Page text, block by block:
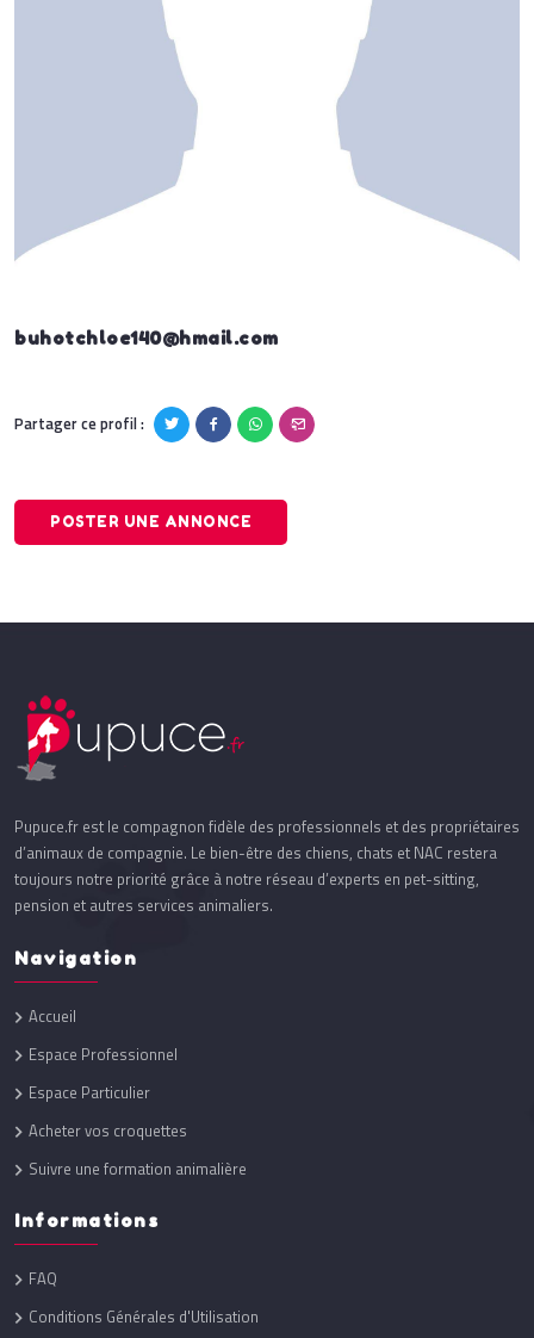
buhotchloe140@hmail.com
Partager ce profil :
POSTER UNE ANNONCE
Pupuce.fr est le compagnon fidèle des professionnels et des propriétaires
d’animaux de compagnie. Le bien-être des chiens, chats et NAC restera
toujours notre priorité grâce à notre réseau d’experts en pet-sitting,
pension et autres services animaliers.
Navigation
Accueil
Espace Professionnel
Espace Particulier
Acheter vos croquettes
Suivre une formation animalière
Informations
FAQ
Conditions Générales d'Utilisation